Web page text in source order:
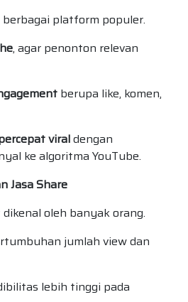
berbagai platform populer.
, agar penonton relevan
berupa like, komen,
viraldengan
ke algoritma YouTube.
Jasa Share
oleh banyak orang.
jumlah view dan
lebih tinggi pada